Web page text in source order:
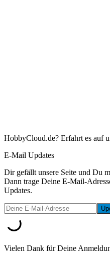
HobbyCloud.de? Erfahrt es auf
E-Mail Updates
Dir gefällt unsere Seite und Du
Dann trage Deine E-Mail-
Updates.
Vielen Dank für Deine